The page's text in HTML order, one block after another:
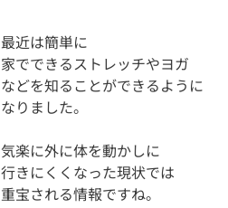
最近は簡単に
家でできるストレッチやヨガ
などを知ることができるように
なりました。
気楽に外に体を動かしに
行きにくくなった現状では
重宝される情報ですね。